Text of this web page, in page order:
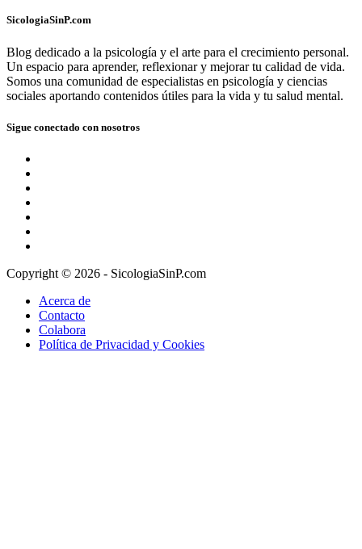
SicologiaSinP.com
Blog dedicado a la psicología y el arte para el crecimiento personal.
Un espacio para aprender, reflexionar y mejorar tu calidad de vida.
Somos una comunidad de especialistas en psicología y ciencias
sociales aportando contenidos útiles para la vida y tu salud mental.
Sigue conectado con nosotros
Copyright © 2026 - SicologiaSinP.com
Acerca de
Contacto
Colabora
Política de Privacidad y Cookies